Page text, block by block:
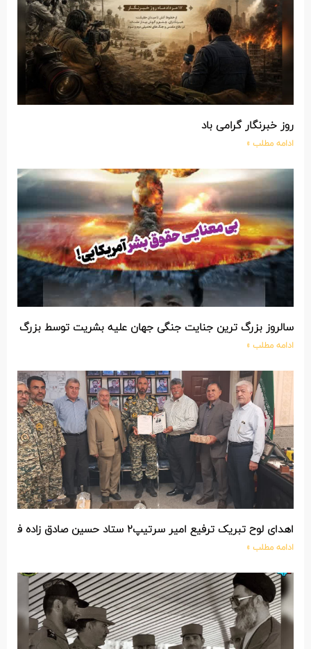
روز خبرنگار گرامی باد
ادامه مطلب »
سالروز بزرگ ترین جنایت جنگی جهان علیه بشریت توسط بزرگ
ادامه مطلب »
اهدای لوح تبریک ترفیع امیر سرتیپ۲ ستاد حسین صادق زاده فرمانده تیپ ۲۵ واکنش سریع شهید آبگون نزاجا مستقر در تبریز
ادامه مطلب »